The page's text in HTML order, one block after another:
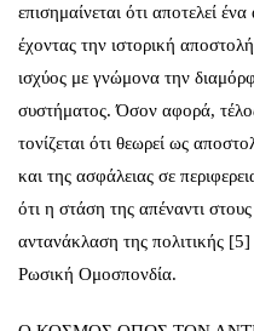
επισημαίνεται ότι αποτελεί
έχοντας την ιστορική
ισχύος με γνώμονα την
συστήματος. Όσον αφορά,
τονίζεται ότι θεωρεί ως
και της ασφάλειας σε
ότι η στάση της απέναντι
αντανάκλαση της πολιτικής
Ρωσική Ομοσπονδία.